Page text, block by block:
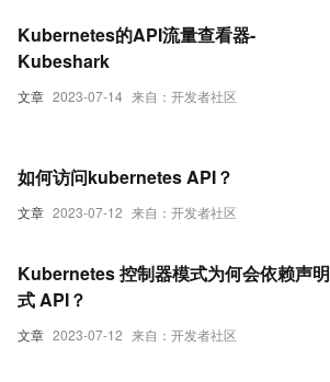
文章 2023-07-14 来自：开发者社区
Kubernetes的API流量查看器-
Kubeshark
文章 2023-07-12 来自：开发者社区
如何访问kubernetes API？
文章 2023-07-12 来自：开发者社区
Kubernetes 控制器模式为何会依赖声明
式 API？